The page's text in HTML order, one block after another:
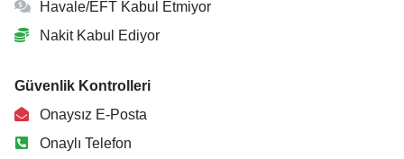
Havale/EFT Kabul Etmiyor
Nakit Kabul Ediyor
Güvenlik Kontrolleri
Onaysız E-Posta
Onaylı Telefon